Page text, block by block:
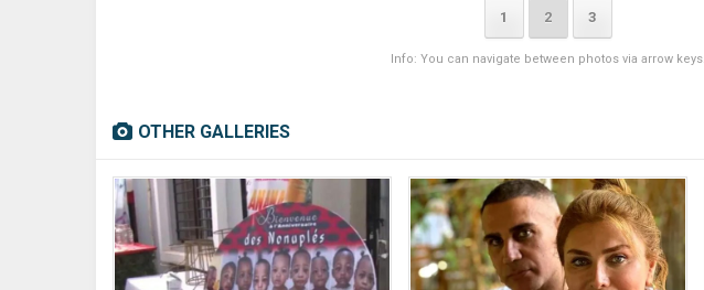
1 2 3
Info: You can navigate between photos via arrow keys.
OTHER GALLERIES